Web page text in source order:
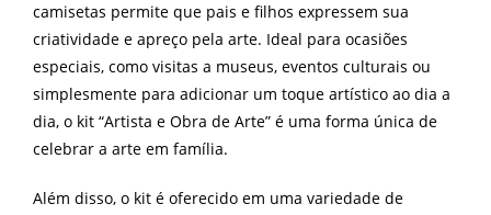
camisetas permite que pais e filhos expressem sua
criatividade e apreço pela arte. Ideal para ocasiões
especiais, como visitas a museus, eventos culturais ou
simplesmente para adicionar um toque artístico ao dia a
dia, o kit “Artista e Obra de Arte” é uma forma única de
celebrar a arte em família.
Além disso, o kit é oferecido em uma variedade de